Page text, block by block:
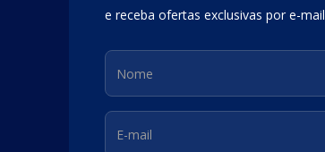
e receba ofertas exclusivas por e-mail